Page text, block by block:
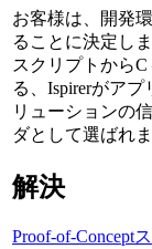
お客様は、開発
ることに決定し
スクリプトから
る、Ispirerがア
リューションの
ダとして選ばれま
解決
Proof-of-Concept